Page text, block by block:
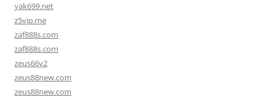
yak699.net
z5vip.me
zaf888s.com
zaf888s.com
zeus66v2
zeus88new.com
zeus88new.com